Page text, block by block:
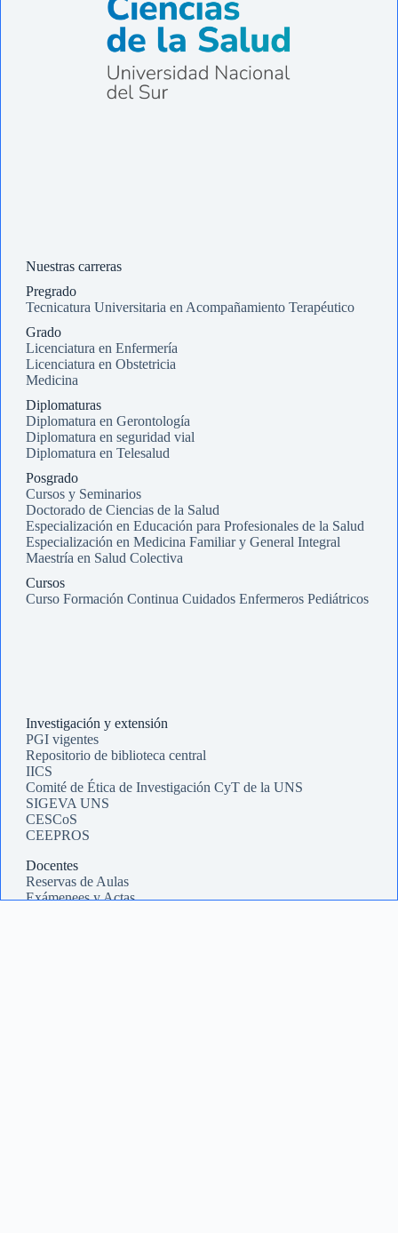
Nuestras carreras
Pregrado
Tecnicatura Universitaria en Acompañamiento Terapéutico
Grado
Licenciatura en Enfermería
Licenciatura en Obstetricia
Medicina
Diplomaturas
Diplomatura en Gerontología
Diplomatura en seguridad vial
Diplomatura en Telesalud
Posgrado
Cursos y Seminarios
Doctorado de Ciencias de la Salud
Especialización en Educación para Profesionales de la Salud
Especialización en Medicina Familiar y General Integral
Maestría en Salud Colectiva
Cursos
Curso Formación Continua Cuidados Enfermeros Pediátricos
Investigación y extensión
PGI vigentes
Repositorio de biblioteca central
IICS
Comité de Ética de Investigación CyT de la UNS
SIGEVA UNS
CESCoS
CEEPROS
Docentes
Reservas de Aulas
Exámenees y Actas